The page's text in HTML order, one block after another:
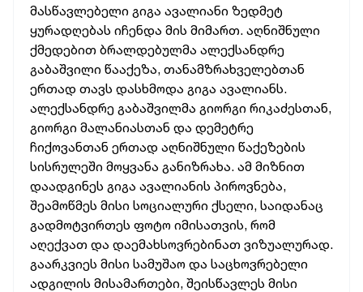
მასწავლებელი გიგა ავალიანი ზედმეტ
ყურადღებას იჩენდა მის მიმართ. აღნიშნული
ქმედებით ბრალდებულმა ალექსანდრე
გაბაშვილი წააქეზა, თანამზრახველებთან
ერთად თავს დასხმოდა გიგა ავალიანს.
ალექსანდრე გაბაშვილმა გიორგი რიკაძესთან,
გიორგი მალანიასთან და დემეტრე
ჩიქოვანთან ერთად აღნიშნული წაქეზების
სისრულეში მოყვანა განიზრახა. ამ მიზნით
დაადგინეს გიგა ავალიანის პიროვნება,
შეამოწმეს მისი სოციალური ქსელი, საიდანაც
გადმოტვირთეს ფოტო იმისათვის, რომ
აღექვათ და დაემახსოვრებინათ ვიზუალურად.
გაარკვიეს მისი სამუშაო და საცხოვრებელი
ადგილის მისამართები, შეისწავლეს მისი